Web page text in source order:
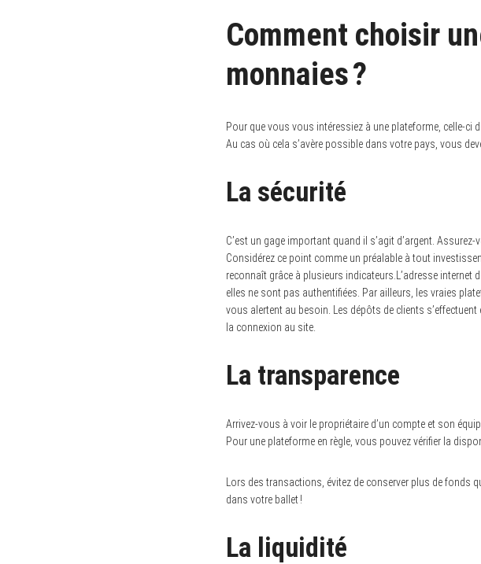
Comment choisir
monnaies ?
Pour que vous vous intéressiez à une plateforme, celle-
Au cas où cela s’avère possible dans votre pays, vous
La sécurité
C’est un gage important quand il s’agit d’argent.
Considérez ce point comme un préalable à tout
reconnaît grâce à plusieurs indicateurs.L’adresse internet
elles ne sont pas authentifiées. Par ailleurs, les vraies
vous alertent au besoin. Les dépôts de clients
la connexion au site.
La transparence
Arrivez-vous à voir le propriétaire d’un compte et son
Pour une plateforme en règle, vous pouvez vérifier la
Lors des transactions, évitez de conserver plus de fonds
dans votre ballet !
La liquidité